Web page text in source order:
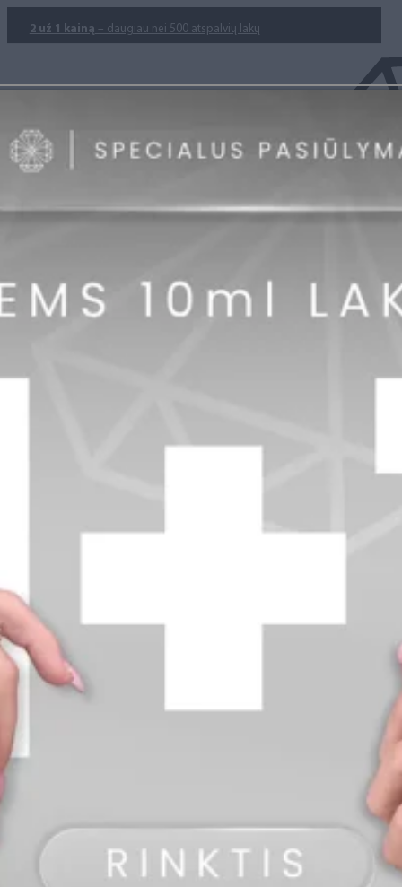
2 už 1 kainą – daugiau nei 500 atspalvių lakų
info@diamondline.lt
Prisijungti
Rewards“